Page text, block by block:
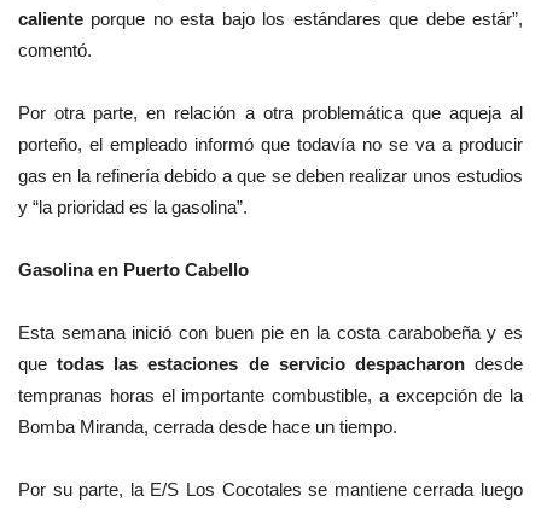
caliente porque no esta bajo los estándares que debe estár”,
comentó.
Por otra parte, en relación a otra problemática que aqueja al
porteño, el empleado informó que todavía no se va a producir
gas en la refinería debido a que se deben realizar unos estudios
y “la prioridad es la gasolina”.
Gasolina en Puerto Cabello
Esta semana inició con buen pie en la costa carabobeña y es
que todas las estaciones de servicio despacharon desde
tempranas horas el importante combustible, a excepción de la
Bomba Miranda, cerrada desde hace un tiempo.
Por su parte, la E/S Los Cocotales se mantiene cerrada luego